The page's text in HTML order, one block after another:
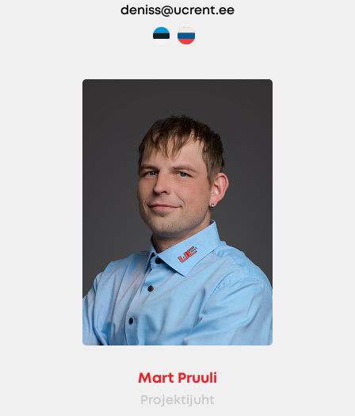
deniss@ucrent.ee
Mart Pruuli
Projektijuht